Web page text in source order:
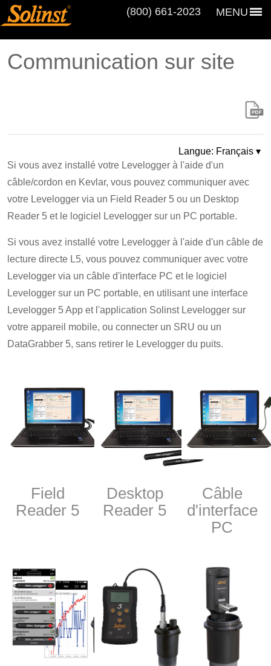
MENU
(800) 661‑2023
Communication sur site
Langue: Français ▾
Si vous avez installé votre Levelogger à l'aide d'un
câble/cordon en Kevlar, vous pouvez communiquer avec
votre Levelogger via un Field Reader 5 ou un Desktop
Reader 5 et le logiciel Levelogger sur un PC portable.
Si vous avez installé votre Levelogger à l'aide d'un câble de
lecture directe L5, vous pouvez communiquer avec votre
Levelogger via un câble d'interface PC et le logiciel
Levelogger sur un PC portable, en utilisant une interface
Levelogger 5 App et l'application Solinst Levelogger sur
votre appareil mobile, ou connecter un SRU ou un
DataGrabber 5, sans retirer le Levelogger du puits.
Field
Reader 5
Desktop
Reader 5
Câble
d'interface
PC